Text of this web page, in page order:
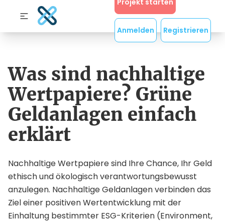
Projekt starten
Anmelden Registrieren
Was sind nachhaltige
Wertpapiere? Grüne
Geldanlagen einfach
erklärt
Nachhaltige Wertpapiere sind Ihre Chance, Ihr Geld
ethisch und ökologisch verantwortungsbewusst
anzulegen. Nachhaltige Geldanlagen verbinden das
Ziel einer positiven Wertentwicklung mit der
Einhaltung bestimmter ESG-Kriterien (Environment,